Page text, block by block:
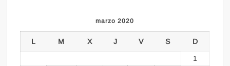
marzo 2020
L M X J V S D
1